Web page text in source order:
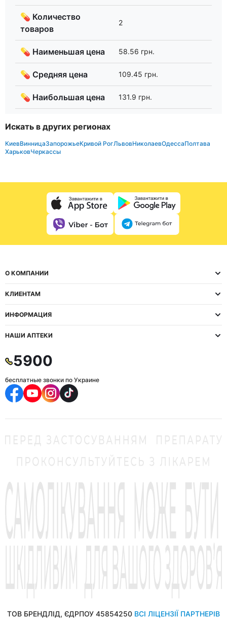
💊 Количество
товаров
2
💊 Наименьшая цена 58.56 грн.
💊 Средняя цена 109.45 грн.
💊 Наибольшая цена 131.9 грн.
Искать в других регионах
КиевВинницаЗапорожьеКривой РогЛьвовНиколаевОдессаПолтава
ХарьковЧеркассы
О КОМПАНИИ
КЛИЕНТАМ
ИНФОРМАЦИЯ
НАШИ АПТЕКИ
5900
бесплатные звонки по Украине
ТОВ БРЕНДЛІД, ЄДРПОУ 45854250 ВСІ ЛІЦЕНЗІЇ ПАРТНЕРІВ